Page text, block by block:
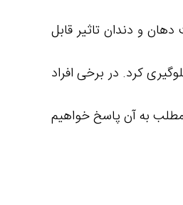
و دندان تاثیر قابل
کرد. در برخی افراد
به آن پاسخ خواهیم